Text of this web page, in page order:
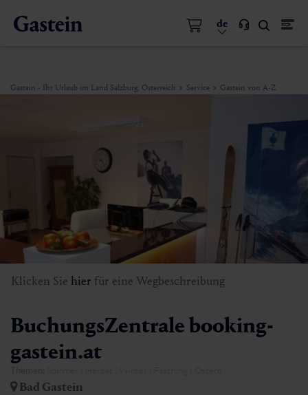
de
Gastein - Ihr Urlaub im Land Salzburg, Österreich Service Gastein von A-Z
Klicken Sie hier für eine Wegbeschreibung
BuchungsZentrale booking-
gastein.at
Bad Gastein